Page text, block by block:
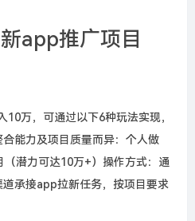
app推广项目
万，可通过以下6种玩法实现，
能力及项目质量而异：个人做
潜力可达10万+）操作方式：通
承接app拉新任务，按项目要求